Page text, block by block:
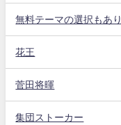
無料テーマの選択もあり
花王
菅田将暉
集団ストーカー